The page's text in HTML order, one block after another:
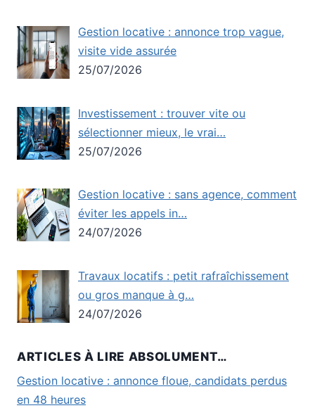
Gestion locative : annonce trop vague,
visite vide assurée
25/07/2026
Investissement : trouver vite ou
sélectionner mieux, le vrai…
25/07/2026
Gestion locative : sans agence, comment
éviter les appels in…
24/07/2026
Travaux locatifs : petit rafraîchissement
ou gros manque à g…
24/07/2026
ARTICLES À LIRE ABSOLUMENT…
Gestion locative : annonce floue, candidats perdus
en 48 heures